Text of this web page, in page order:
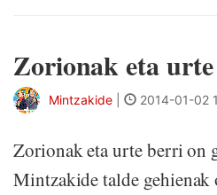
Zorionak eta
Mintzakide 2014-01-02
Zorionak eta urte berri on
Mintzakide talde gehienak